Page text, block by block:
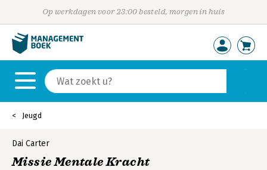
Op werkdagen voor 23:00 besteld, morgen in huis
Jeugd
Dai Carter
Missie Mentale Kracht